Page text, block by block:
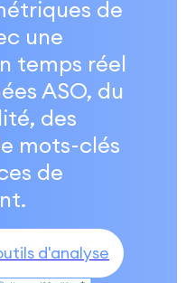
de
une
temps réel
ASO, du
des
mots-clés
de
d'analyse